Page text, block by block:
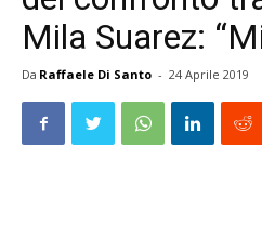
Mila Suarez:
Da Raffaele Di Santo - 24 Aprile 2019